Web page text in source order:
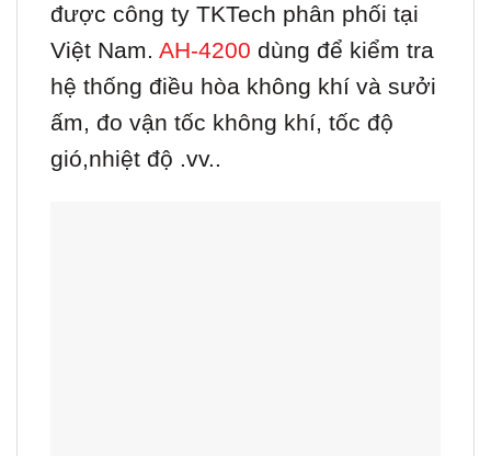
được công ty TKTech phân phối tại
Việt Nam. AH-4200 dùng để kiểm tra
hệ thống điều hòa không khí và sưởi
ấm, đo vận tốc không khí, tốc độ
gió,nhiệt độ .vv..